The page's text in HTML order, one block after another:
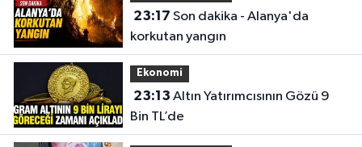
23:17
korkutan yangın
Ekonomi
23:13
Bin TL’de